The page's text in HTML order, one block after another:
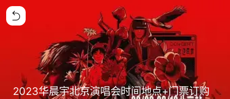
2023华晨宇北京演唱会时间地点+门票订购